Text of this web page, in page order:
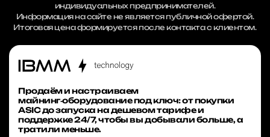
индивидуальных предпринимателей.
Информация на сайте не является публичной офертой.
Итоговая цена формируется после контакта с клиентом.
Продаём и настраиваем
майнинг‑оборудование под ключ: от покупки
ASIC до запуска на дешевом тарифе и
поддержке 24/7, чтобы вы добывали больше, а
тратили меньше.